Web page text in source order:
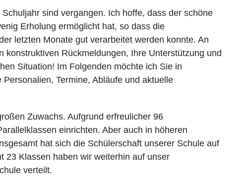
sind vergangen. Ich hoffe, dass der schöne
Erholung ermöglicht hat, so dass die
letzten Monate gut verarbeitet werden konnte. An
Rückmeldungen, Ihre Unterstützung und
Situation! Im Folgenden möchte ich Sie in
Termine, Abläufe und aktuelle
Zuwachs. Aufgrund erfreulicher 96
einrichten. Aber auch in höheren
hat sich die Schülerschaft unserer Schule auf
23 Klassen haben wir weiterhin auf unser
verteilt.